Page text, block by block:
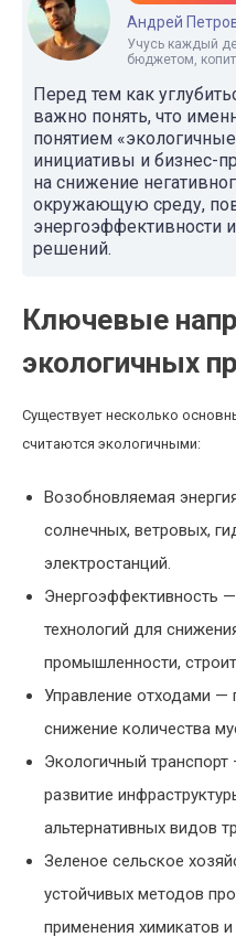
Андрей
Учусь каждый
бюджетом,
Перед тем как
важно понять, что
понятием
инициативы и бизнес-
на снижение
окружающую среду,
энергоэффективности
решений.
Ключевые
экологичных
Существует несколько
считаются экологичными:
Возобновляемая
солнечных, ветровых,
электростанций.
Энергоэффективность
технологий для
промышленности,
Управление отходами —
снижение количества
Экологичный
развитие
альтернативных видов
Зеленое сельское
устойчивых методов
применения химикатов